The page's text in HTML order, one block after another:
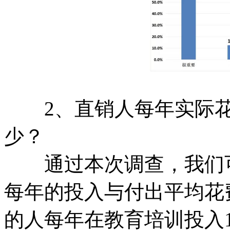
2、直销人每年实际花
少？
通过本次调查，我们
每年的投入与付出平均花
的人每年在教育培训投